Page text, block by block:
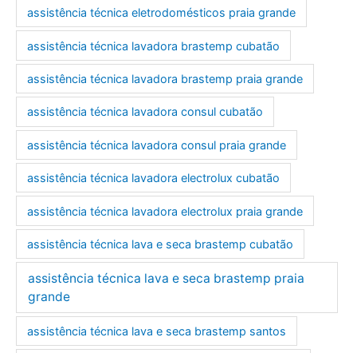
a
assistência técnica eletrodomésticos praia grande
assistência técnica lavadora brastemp cubatão
assistência técnica lavadora brastemp praia grande
assistência técnica lavadora consul cubatão
assistência técnica lavadora consul praia grande
assistência técnica lavadora electrolux cubatão
assistência técnica lavadora electrolux praia grande
assistência técnica lava e seca brastemp cubatão
assistência técnica lava e seca brastemp praia
grande
assistência técnica lava e seca brastemp santos